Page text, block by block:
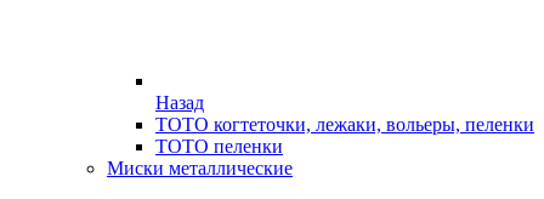
Назад
ТОТО когтеточки, лежаки, вольеры, пеленки
ТОТО пеленки
Миски металлические